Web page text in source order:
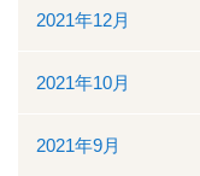
2021年12月
2021年10月
2021年9月